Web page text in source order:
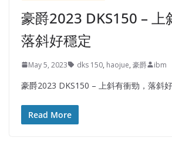
豪爵2023 DKS150 – 上
落斜好穩定
May 5, 2023 dks 150, haojue, 豪爵 ibm
豪爵2023 DKS150 – 上斜有衝勁，落斜
Read More